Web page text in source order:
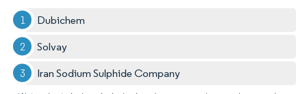
Dubichem
Solvay
Iran Sodium Sulphide Company